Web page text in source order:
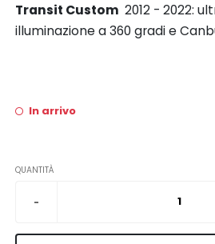
Transit Custom 2012 - 2022:
illuminazione a 360 gradi e
In arrivo
QUANTITÀ